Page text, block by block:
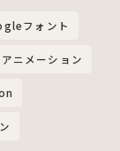
フォント
アニメーション